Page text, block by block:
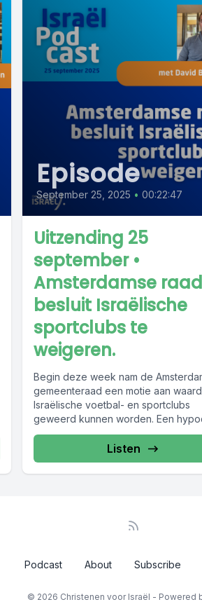
Episode
September 25, 2025 • 00:22:47
Uitzending 25
september •
Amsterdamse raad
besluit Israëlische
sportclubs te
weigeren.
Begin deze week nam de
gemeenteraad een motie aan
Israëlische voetbal- en sportclubs
geweerd kunnen worden. Een
besluit, volgens David Beesemer,...
Listen
Podcast About Subscribe
© 2026 Christenen voor Israël - Powered